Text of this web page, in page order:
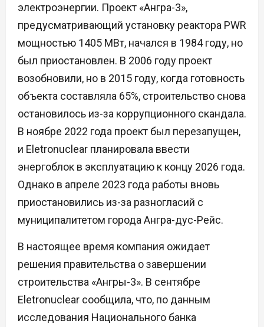
электроэнергии. Проект «Ангра-3»,
предусматривающий установку реактора PWR
мощностью 1405 МВт, начался в 1984 году, но
был приостановлен. В 2006 году проект
возобновили, но в 2015 году, когда готовность
объекта составляла 65%, строительство снова
остановилось из-за коррупционного скандала.
В ноябре 2022 года проект был перезапущен,
и Eletronuclear планировала ввести
энергоблок в эксплуатацию к концу 2026 года.
Однако в апреле 2023 года работы вновь
приостановились из-за разногласий с
муниципалитетом города Ангра-дус-Рейс.
В настоящее время компания ожидает
решения правительства о завершении
строительства «Ангры-3». В сентябре
Eletronuclear сообщила, что, по данным
исследования Национального банка